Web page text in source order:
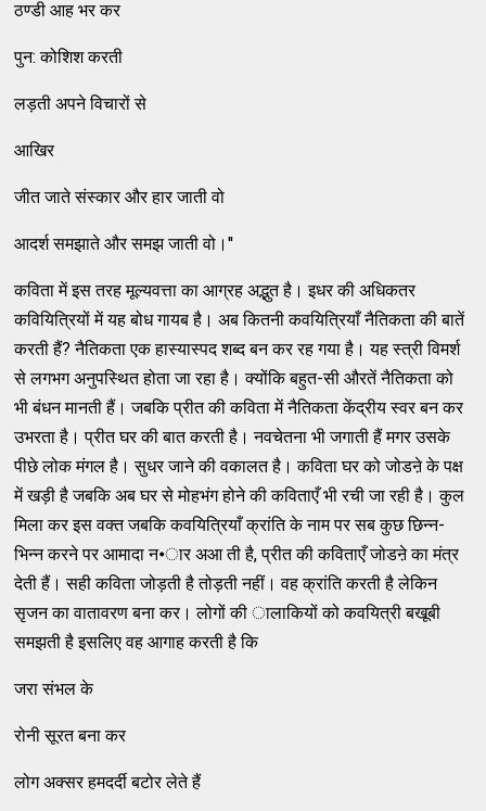
ठण्डी आह भर कर
पुन: कोशिश करती
लड़ती अपने विचारों से
आखिर
जीत जाते संस्कार और हार जाती वो
आदर्श समझाते और समझ जाती वो।''
कविता में इस तरह मूल्यवत्ता का आग्रह अद्भुत है। इधर की अधिकतर
कवियित्रियों में यह बोध गायब है। अब कितनी कवयित्रियाँ नैतिकता की बातें
करती हैं? नैतिकता एक हास्यास्पद शब्द बन कर रह गया है। यह स्त्री विमर्श
से लगभग अनुपस्थित होता जा रहा है। क्योंकि बहुत-सी औरतें नैतिकता को
भी बंधन मानती हैं। जबकि प्रीत की कविता में नैतिकता केंद्रीय स्वर बन कर
उभरता है। प्रीत घर की बात करती है। नवचेतना भी जगाती हैं मगर उसके
पीछे लोक मंगल है। सुधर जाने की वकालत है। कविता घर को जोडऩे के पक्ष
में खड़ी है जबकि अब घर से मोहभंग होने की कविताएँ भी रची जा रही है। कुल
मिला कर इस वक्त जबकि कवयित्रियाँ क्रांति के नाम पर सब कुछ छिन्न-
भिन्न करने पर आमादा न•ार अआ ती है, प्रीत की कविताएँ जोडऩे का मंत्र
देती हैं। सही कविता जोड़ती है तोड़ती नहीं। वह क्रांति करती है लेकिन
सृजन का वातावरण बना कर। लोगों की ालाकियों को कवयित्री बखूबी
समझती है इसलिए वह आगाह करती है कि
जरा संभल के
रोनी सूरत बना कर
लोग अक्सर हमदर्दी बटोर लेते हैं